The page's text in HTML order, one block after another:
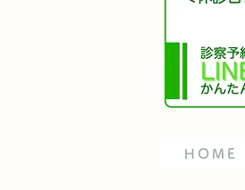
HOME